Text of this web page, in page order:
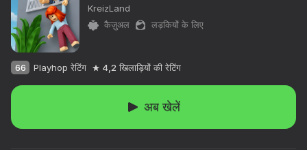
KreizLand
कैज़ुअल
लड़कियों के लिए
66 Playhop रेटिंग 4,2 खिलाड़ियों की रेटिंग
अब खेलें